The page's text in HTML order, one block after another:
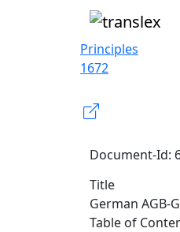
Principles
1672
Document-Id:
Title
German AGB-G
Table of